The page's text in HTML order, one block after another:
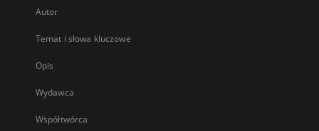
Autor
Temat i słowa kluczowe
Opis
Wydawca
Współtwórca